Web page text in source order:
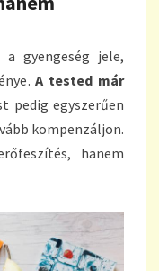
gyengeség jele,
A tested már
pedig egyszerűen
kompenzáljon.
hanem